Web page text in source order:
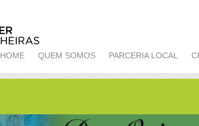
HOME QUEM SOMOS PARCERIA LOCAL